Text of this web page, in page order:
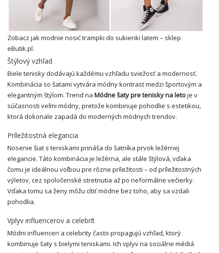
Zobacz jak modnie nosić trampki do sukienki latem – sklep
eButik.pl.
Štýlový vzhľad
Biele tenisky dodávajú každému vzhľadu sviežosť a modernosť.
Kombinácia so šatami vytvára módny kontrast medzi športovým a
elegantným štýlom. Trend na Módne šaty pre tenisky na letoje v
súčasnosti veľmi módny, pretože kombinuje pohodlie s estetikou,
ktorá dokonale zapadá do moderných módnych trendov.
Príležitostná elegancia
Nosenie šiat s teniskami prináša do šatníka prvok ležérnej
elegancie. Táto kombinácia je ležérna, ale stále štýlová, vďaka
čomu je ideálnou voľbou pre rôzne príležitosti – od príležitostných
výletov, cez spoločenské stretnutia až po neformálne večierky.
Vďaka tomu sa ženy môžu cítiť módne bez toho, aby sa vzdali
pohodlia.
Vplyv influencerov a celebrít
Módni influenceri a celebrity často propagujú vzhľad, ktorý
kombinuje šaty s bielymi teniskami. Ich vplyv na sociálne médiá